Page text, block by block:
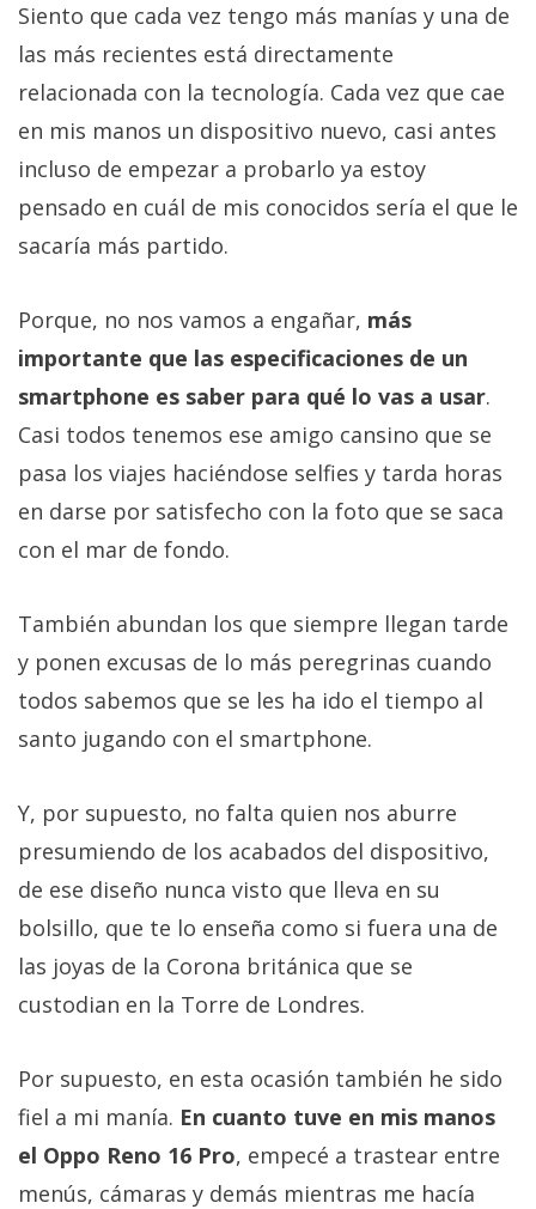
Siento que cada vez tengo más manías y una de
las más recientes está directamente
relacionada con la tecnología. Cada vez que cae
en mis manos un dispositivo nuevo, casi antes
incluso de empezar a probarlo ya estoy
pensado en cuál de mis conocidos sería el que le
sacaría más partido.
Porque, no nos vamos a engañar, más
importante que las especificaciones de un
smartphone es saber para qué lo vas a usar.
Casi todos tenemos ese amigo cansino que se
pasa los viajes haciéndose selfies y tarda horas
en darse por satisfecho con la foto que se saca
con el mar de fondo.
También abundan los que siempre llegan tarde
y ponen excusas de lo más peregrinas cuando
todos sabemos que se les ha ido el tiempo al
santo jugando con el smartphone.
Y, por supuesto, no falta quien nos aburre
presumiendo de los acabados del dispositivo,
de ese diseño nunca visto que lleva en su
bolsillo, que te lo enseña como si fuera una de
las joyas de la Corona británica que se
custodian en la Torre de Londres.
Por supuesto, en esta ocasión también he sido
fiel a mi manía. En cuanto tuve en mis manos
el Oppo Reno 16 Pro, empecé a trastear entre
menús, cámaras y demás mientras me hacía